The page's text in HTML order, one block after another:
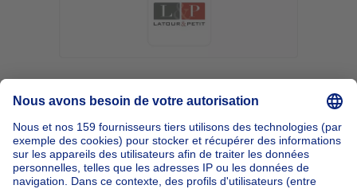
Accueil Belgique
Brabant Flamand (province)
Hal-Vilvorde (arrondissement)